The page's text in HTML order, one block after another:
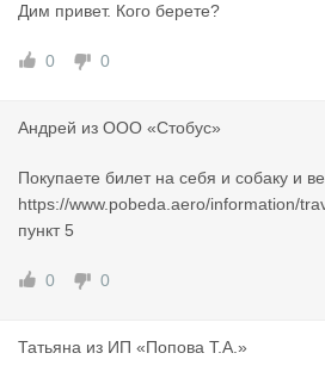
Дим привет. Кого берете?
0 0
Андрей из ООО «Стобус»
Покупаете билет на себя и собаку и
https://www.pobeda.aero/information/
пункт 5
0 0
Татьяна из ИП «Попова Т.А.»